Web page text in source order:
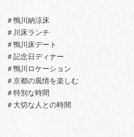
＃鴨川納涼床
＃川床ランチ
＃鴨川床デート
＃記念日ディナー
＃鴨川ロケーション
＃京都の風情を楽しむ
＃特別な時間
＃大切な人との時間